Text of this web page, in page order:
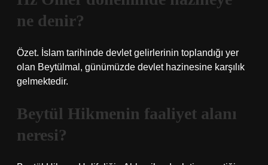
ne denir?
Özet. İslam tarihinde devlet gelirlerinin toplandığı yer
olan Beytülmal, günümüzde devlet hazinesine karşılık
gelmektedir.
Beytül Hikmenin faaliyet alanı
neresi?